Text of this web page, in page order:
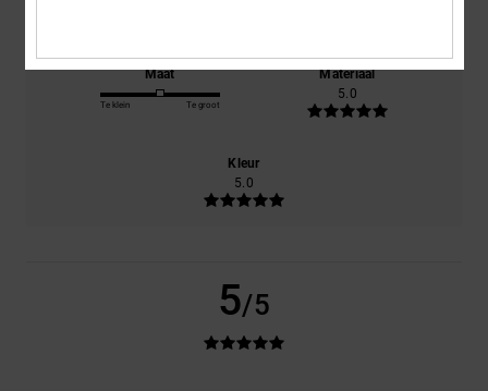
Maat
Te klein Te groot
Materiaal
5.0
Kleur
5.0
5/5